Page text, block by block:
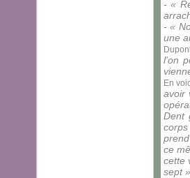
- «
- «
une
l'on
En
avoir
Dent
ce
cette
sept »